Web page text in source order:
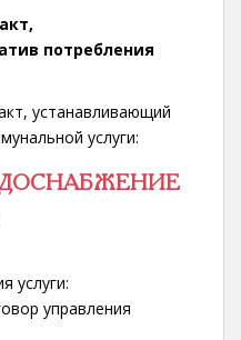
потребления
устанавливающий
услуги:
услуги:
управления